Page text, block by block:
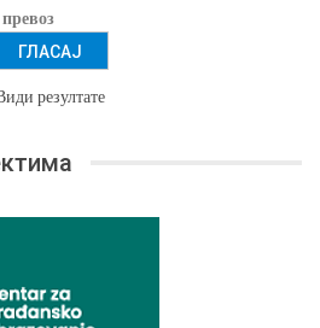
резултате